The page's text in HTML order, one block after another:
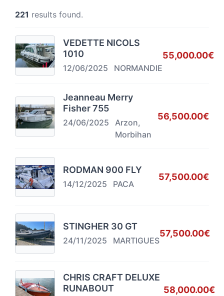
221 results found.
VEDETTE NICOLS
1010
12/06/2025 NORMANDIE
55,000.00€
Jeanneau Merry
Fisher 755
24/06/2025
Arzon,
Morbihan
56,500.00€
RODMAN 900 FLY
14/12/2025 PACA
57,500.00€
STINGHER 30 GT
24/11/2025 MARTIGUES
57,500.00€
CHRIS CRAFT DELUXE
RUNABOUT
58,000.00€